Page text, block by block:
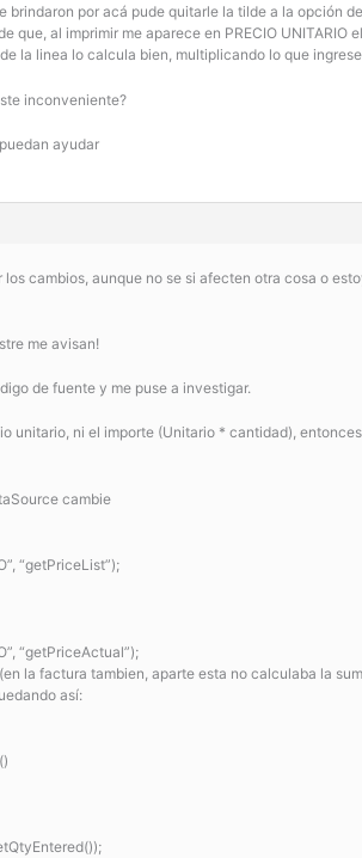
brindaron por acá pude quitarle la tilde a la opción
que, al imprimir me aparece en PRECIO
la linea lo calcula bien, multiplicando lo que
inconveniente?
ayudar
cambios, aunque no se si afecten otra cosa o
me avisan!
de fuente y me puse a investigar.
unitario, ni el importe (Unitario * cantidad),
cambie
“getPriceList”);
“getPriceActual”);
la factura tambien, aparte esta no calculaba la
así: